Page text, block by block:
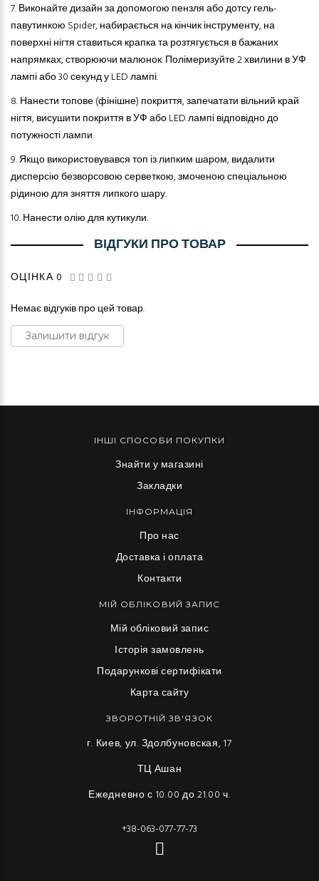
7.Виконайте дизайн за допомогою пензля або дотсу гель-
павутинкою Spider, набирається на кінчик інструменту, на
поверхні нігтя ставиться крапка та розтягується в бажаних
напрямках, створюючи малюнок. Полімеризуйте 2 хвилини в УФ
лампі або 30 секунд у LED лампі.
8.Нанести топове (фінішне) покриття, запечатати вільний край
нігтя, висушити покриття в УФ або LED лампі відповідно до
потужності лампи.
9.Якщо використовувався топ із липким шаром, видалити
дисперсію безворсовою серветкою, змоченою спеціальною
рідиною для зняття липкого шару.
10.Нанести олію для кутикули.
ВІДГУКИ ПРО ТОВАР
ОЦІНКА 0
Немає відгуків про цей товар.
Залишити відгук
ІНШІ СПОСОБИ ПОКУПКИ
Знайти у магазині
Закладки
ІНФОРМАЦІЯ
Про нас
Доставка і оплата
Контакти
МІЙ ОБЛІКОВИЙ ЗАПИС
Мій обліковий запис
Історія замовлень
Подарункові сертифікати
Карта сайту
ЗВОРОТНІЙ ЗВ'ЯЗОК
г. Киев, ул. Здолбуновская, 17
ТЦ Ашан
Ежедневно с 10.00 до 21.00 ч.
+38-063-077-77-73